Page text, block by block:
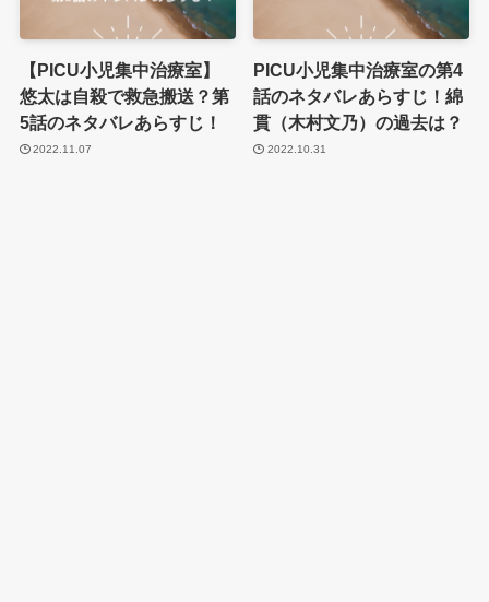
【PICU小児集中治療室】
悠太は自殺で救急搬送？第
5話のネタバレあらすじ！
2022.11.07
PICU小児集中治療室の第4
話のネタバレあらすじ！綿
貫（木村文乃）の過去は？
2022.10.31